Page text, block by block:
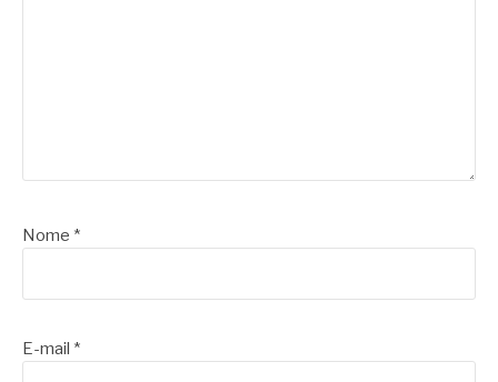
Nome *
E-mail *